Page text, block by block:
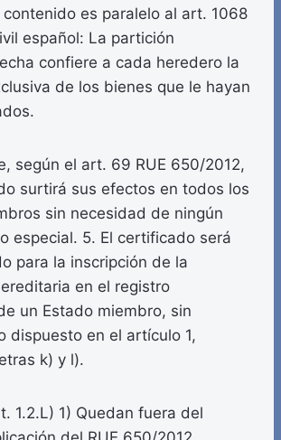
contenido es paralelo al art. 1068
español: La partición
confiere a cada heredero la
de los bienes que le hayan
según el art. 69 RUE 650/2012,
surtirá sus efectos en todos los
sin necesidad de ningún
especial. 5. El certificado será
para la inscripción de la
en el registro
un Estado miembro, sin
dispuesto en el artículo 1,
k) y l).
1.2.L) 1) Quedan fuera del